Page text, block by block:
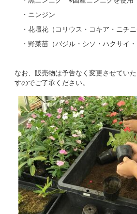
・ニンジン
・花壇花（コリウス・コキア・ニチニ
・野菜苗（バジル・シソ・ハクサイ・
なお、販売物は予告なく変更させてい
すのでご了承ください。